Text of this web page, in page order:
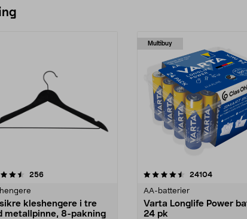
256anmeldelser
kleshengere i tre
metallpinne, 8-pakning
Multibuy
4.5av 5 stjerner 24104
AA-batterier
Varta Longlife Power
24 pk
4.5av 5 stjerner